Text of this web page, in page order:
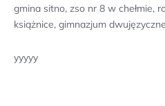
gmina sitno, zso nr 8 w chełmie,
książnice, gimnazjum dwujęzyczne
yyyyy